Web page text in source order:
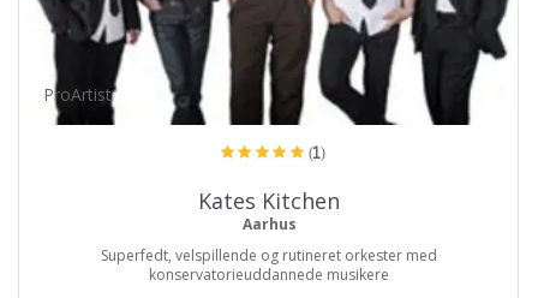
ProArtist
(1)
Kates Kitchen
Aarhus
Superfedt, velspillende og rutineret orkester med
konservatorieuddannede musikere